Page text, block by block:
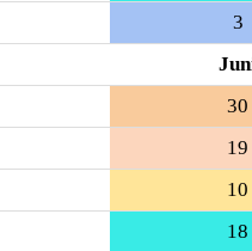
3
30
19
10
18